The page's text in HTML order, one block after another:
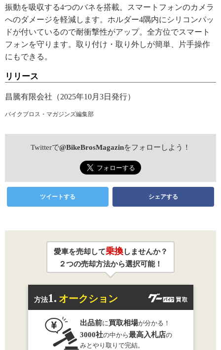
振動を吸収する4つのバネを搭載。スマートフォンのカメラ
へのダメージを軽減します。ホルダー4隅内にシリコンパッ
ドが付いているので耐衝撃性がアップ。全方位でスマート
フォンを守ります。取り付け・取り外しが簡単、片手操作
にもできる。
リリース
昌騰有限会社（2025年10月3日発行）
バイクブロス・マガジンズ編集部
Twitterで@BikeBrosMagazinをフォローしよう！
ツイートする シェアする
愛車を売却して乗換しませんか？
２つの売却方法から選択可能！
方法1. オークション
出品前に買取相場が分かる！
3000社の中から最高入札店の
みとやり取りで完結。